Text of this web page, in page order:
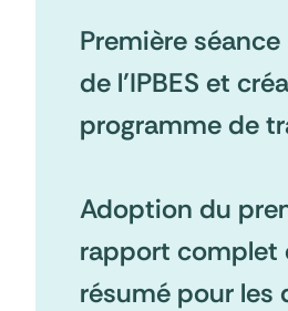
Première
de l’IPBES et
programme de
Adoption du
rapport complet
résumé pour les